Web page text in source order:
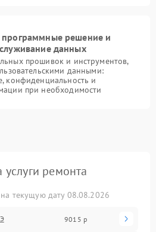
решение и
данных
прошивок и инструментов,
данными:
конфиденциальность и
при необходимости
ремонта
текущую дату 08.08.2026
9015 р